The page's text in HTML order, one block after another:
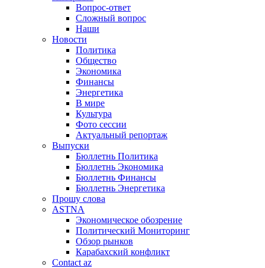
Вопрос-ответ
Сложный вопрос
Наши
Новости
Политика
Общество
Экономика
Финансы
Энергетика
В мире
Культура
Фото сессии
Актуальный репортаж
Выпуски
Бюллетнь Политика
Бюллетнь Экономика
Бюллетнь Финансы
Бюллетнь Энергетика
Прошу слова
ASTNA
Экономическое обозрение
Политический Мониторинг
Обзор рынков
Карабахский конфликт
Contact az